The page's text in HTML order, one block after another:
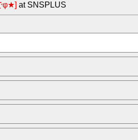
φ★] at SNSPLUS